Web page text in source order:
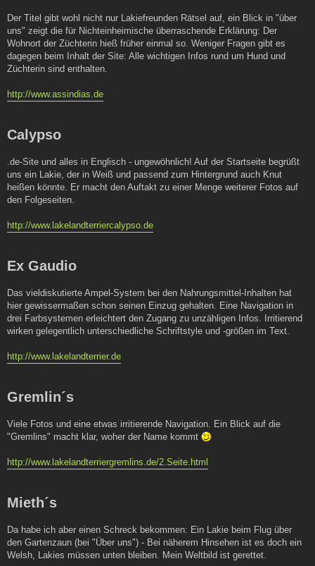
Der Titel gibt wohl nicht nur Lakiefreunden Rätsel auf, ein Blick in "über
uns" zeigt die für Nichteinheimische überraschende Erklärung: Der
Wohnort der Züchterin hieß früher einmal so. Weniger Fragen gibt es
dagegen beim Inhalt der Site: Alle wichtigen Infos rund um Hund und
Züchterin sind enthalten.
http://www.assindias.de
Calypso
.de-Site und alles in Englisch - ungewöhnlich! Auf der Startseite begrüßt
uns ein Lakie, der in Weiß und passend zum Hintergrund auch Knut
heißen könnte. Er macht den Auftakt zu einer Menge weiterer Fotos auf
den Folgeseiten.
http://www.lakelandterriercalypso.de
Ex Gaudio
Das vieldiskutierte Ampel-System bei den Nahrungsmittel-Inhalten hat
hier gewissermaßen schon seinen Einzug gehalten. Eine Navigation in
drei Farbsystemen erleichtert den Zugang zu unzähligen Infos. Irritierend
wirken gelegentlich unterschiedliche Schriftstyle und -größen im Text.
http://www.lakelandterrier.de
Gremlin´s
Viele Fotos und eine etwas irritierende Navigation. Ein Blick auf die
"Gremlins" macht klar, woher der Name kommt
http://www.lakelandterriergremlins.de/2.Seite.html
Mieth´s
Da habe ich aber einen Schreck bekommen: Ein Lakie beim Flug über
den Gartenzaun (bei "Über uns") - Bei näherem Hinsehen ist es doch ein
Welsh, Lakies müssen unten bleiben. Mein Weltbild ist gerettet.